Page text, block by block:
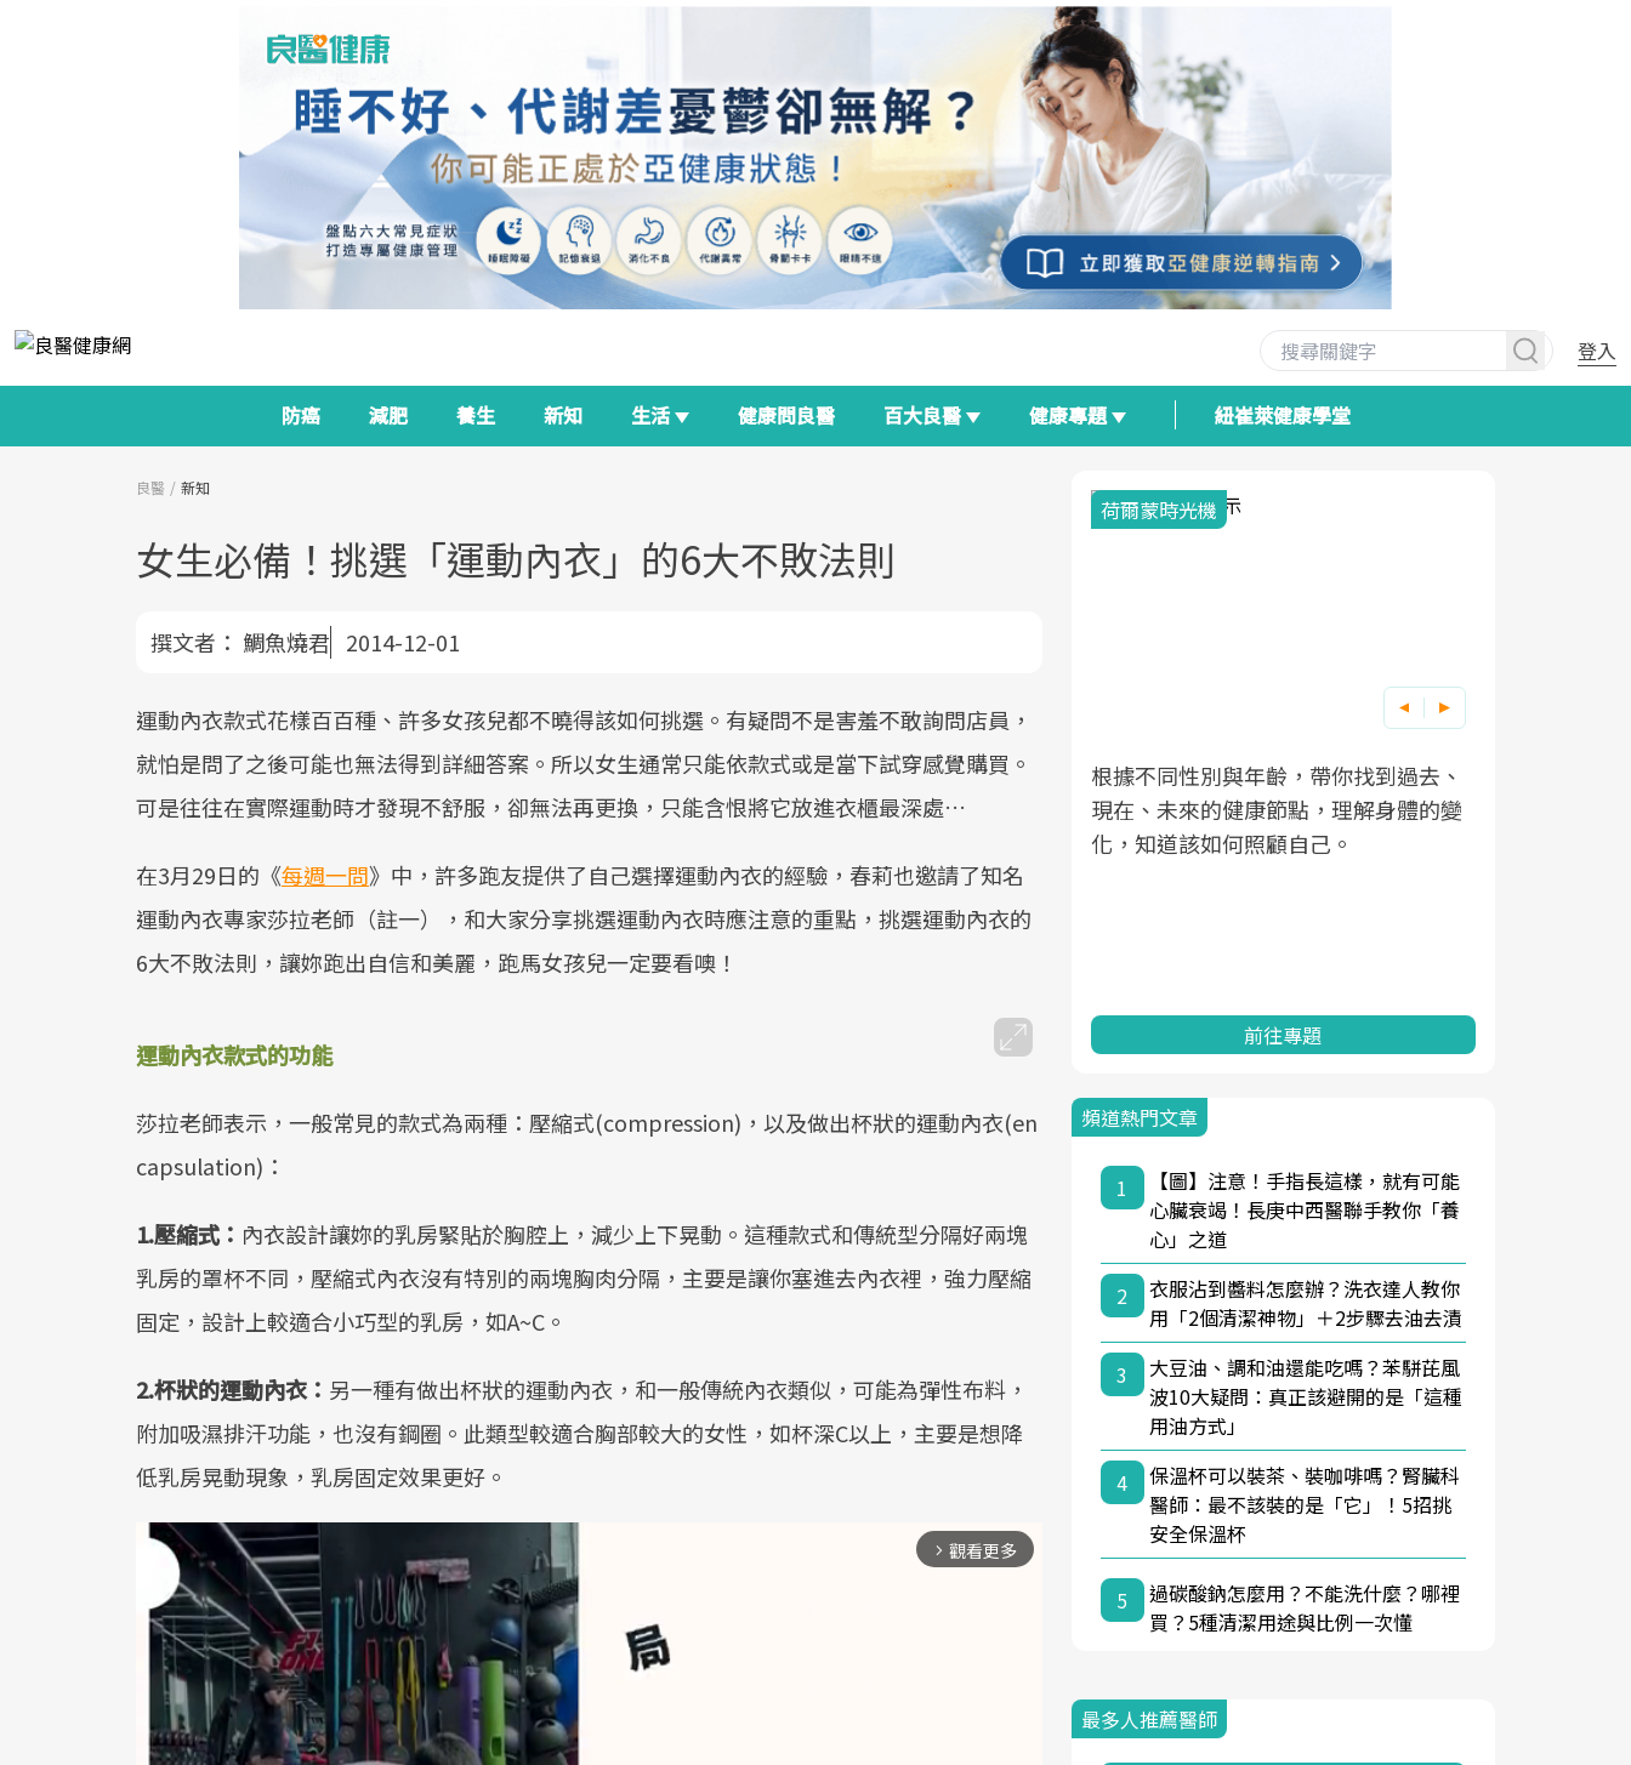
登入
防癌 減肥 養生 新知 生活 健康問良醫 百大良醫 健康專題 紐崔萊健康學堂
良醫 新知
女生必備！挑選「運動內衣」的6大不敗法則
撰文者： 鯛魚燒君 2014-12-01
運動內衣款式花樣百百種、許多女孩兒都不曉得該如何挑選。有疑問不是害羞不敢詢問店員，
就怕是問了之後可能也無法得到詳細答案。所以女生通常只能依款式或是當下試穿感覺購買。
可是往往在實際運動時才發現不舒服，卻無法再更換，只能含恨將它放進衣櫃最深處…
在3月29日的《每週一問》中，許多跑友提供了自己選擇運動內衣的經驗，春莉也邀請了知名
運動內衣專家莎拉老師（註一），和大家分享挑選運動內衣時應注意的重點，挑選運動內衣的
6大不敗法則，讓妳跑出自信和美麗，跑馬女孩兒一定要看噢！
運動內衣款式的功能
莎拉老師表示，一般常見的款式為兩種：壓縮式(compression)，以及做出杯狀的運動內衣(en
capsulation)：
1.壓縮式： 內衣設計讓妳的乳房緊貼於胸腔上，減少上下晃動。這種款式和傳統型分隔好兩塊
乳房的罩杯不同，壓縮式內衣沒有特別的兩塊胸肉分隔，主要是讓你塞進去內衣裡，強力壓縮
固定，設計上較適合小巧型的乳房，如A~C。
2.杯狀的運動內衣： 另一種有做出杯狀的運動內衣，和一般傳統內衣類似，可能為彈性布料，
附加吸濕排汗功能，也沒有鋼圈。此類型較適合胸部較大的女性，如杯深C以上，主要是想降
低乳房晃動現象，乳房固定效果更好。
arrow_forward_ios 觀看更多
面對超高齡社會的浪潮，台灣正在快速
邁向「健康照護」的新時代。隨著國家
照3.0」的推進，「預防醫學」已成全民
關注的核心議題。然而，健檢不只是醫
狀況、啟動健康管理的重要起點。
2025年，就到良醫生活祭體驗「一站式
健康新生活」，從講座、體驗到運動，
良醫健康網從「換季的身體變化」出
發，透過醫學觀點與日常感受的對話，
改善行動。
荷爾蒙時光機
根據不同性別與年齡，帶你找到過去、
現在、未來的健康節點，理解身體的變
化，知道該如何照顧自己。
前往專題
頻道熱門文章
1
【圖】注意！手指長這樣，就有可能
心臟衰竭！長庚中西醫聯手教你「養
心」之道
2
衣服沾到醬料怎麼辦？洗衣達人教你
用「2個清潔神物」＋2步驟去油去漬
3
大豆油、調和油還能吃嗎？苯駢芘風
波10大疑問：真正該避開的是「這種
用油方式」
4
保溫杯可以裝茶、裝咖啡嗎？腎臟科
醫師：最不該裝的是「它」！5招挑
安全保溫杯
5
過碳酸鈉怎麼用？不能洗什麼？哪裡
買？5種清潔用途與比例一次懂
最多人推薦醫師